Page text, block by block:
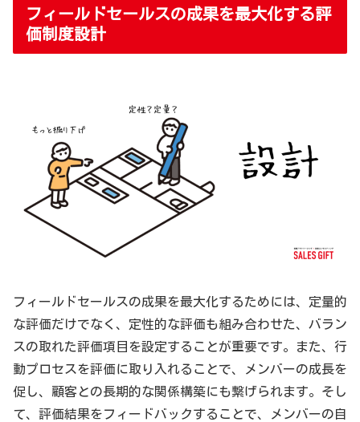
フィールドセールスの成果を最大化する評
価制度設計
フィールドセールスの成果を最大化するためには、定量的
な評価だけでなく、定性的な評価も組み合わせた、バラン
スの取れた評価項目を設定することが重要です。また、行
動プロセスを評価に取り入れることで、メンバーの成長を
促し、顧客との長期的な関係構築にも繋げられます。そし
て、評価結果をフィードバックすることで、メンバーの自